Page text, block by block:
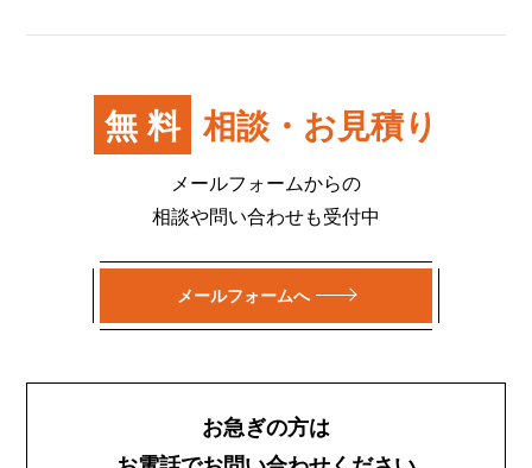
無料 相談・お見積り
メールフォームからの
相談や問い合わせも受付中
メールフォームへ
お急ぎの方は